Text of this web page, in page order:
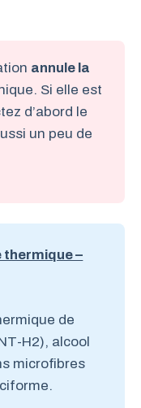
annule la
Si elle est
d’abord le
un peu de
thermique –
de
H2), alcool
microfibres